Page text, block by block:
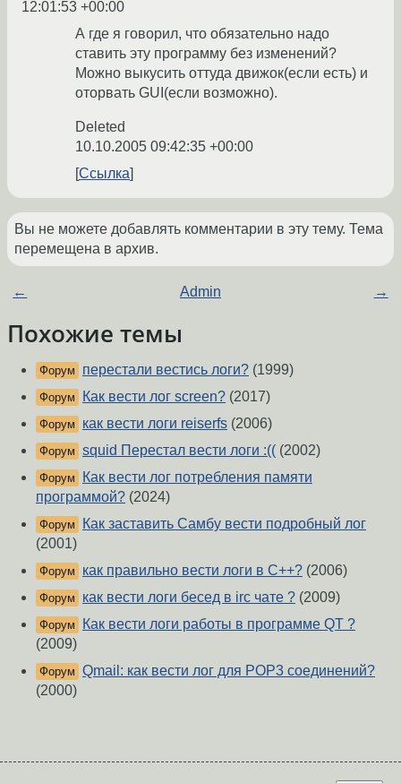
12:01:53 +00:00
А где я говорил, что обязательно надо
ставить эту программу без изменений?
Можно выкусить оттуда движок(если есть) и
оторвать GUI(если возможно).
Deleted
10.10.2005 09:42:35 +00:00
Ссылка
Вы не можете добавлять комментарии в эту тему. Тема
перемещена в архив.
← Admin →
Похожие темы
Форум перестали вестись логи? (1999)
Форум Как вести лог screen? (2017)
Форум как вести логи reiserfs (2006)
Форум squid Перестал вести логи :(( (2002)
Форум
Как вести лог потребления памяти
программой? (2024)
Форум
Как заставить Самбу вести подробный лог
(2001)
Форум как правильно вести логи в С++? (2006)
Форум как вести логи бесед в irc чате ? (2009)
Форум
Как вести логи работы в программе QT ?
(2009)
Форум Qmail: как вести лог для POP3 соединений?
(2000)